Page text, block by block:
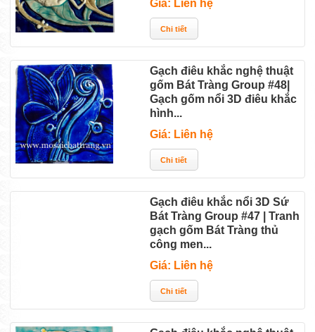
Giá: Liên hệ
Gạch điêu khắc nghệ thuật
gốm Bát Tràng Group #48|
Gạch gốm nổi 3D điêu khắc
hình...
Giá: Liên hệ
Gạch điêu khắc nổi 3D Sứ
Bát Tràng Group #47 | Tranh
gạch gốm Bát Tràng thủ
công men...
Giá: Liên hệ